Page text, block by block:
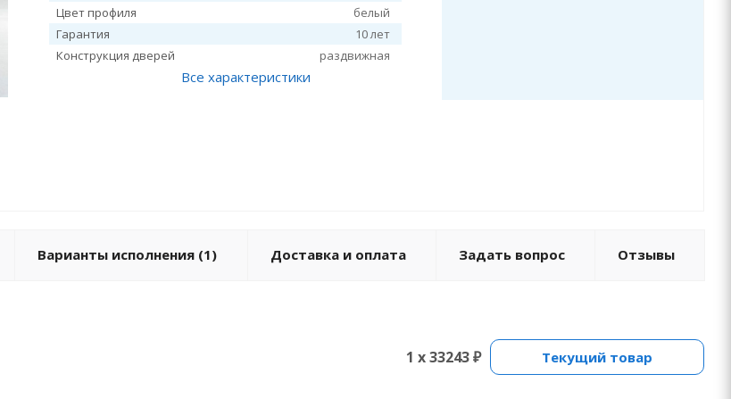
Цвет профиля
белый
Гарантия
10 лет
Конструкция дверей
раздвижная
Все характеристики
Варианты исполнения (1) Доставка и оплата Задать вопрос Отзывы
1 x 33243 ₽ Текущий товар